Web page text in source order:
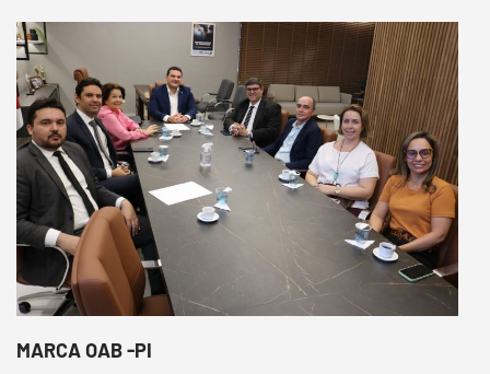
MARCA OAB -PI